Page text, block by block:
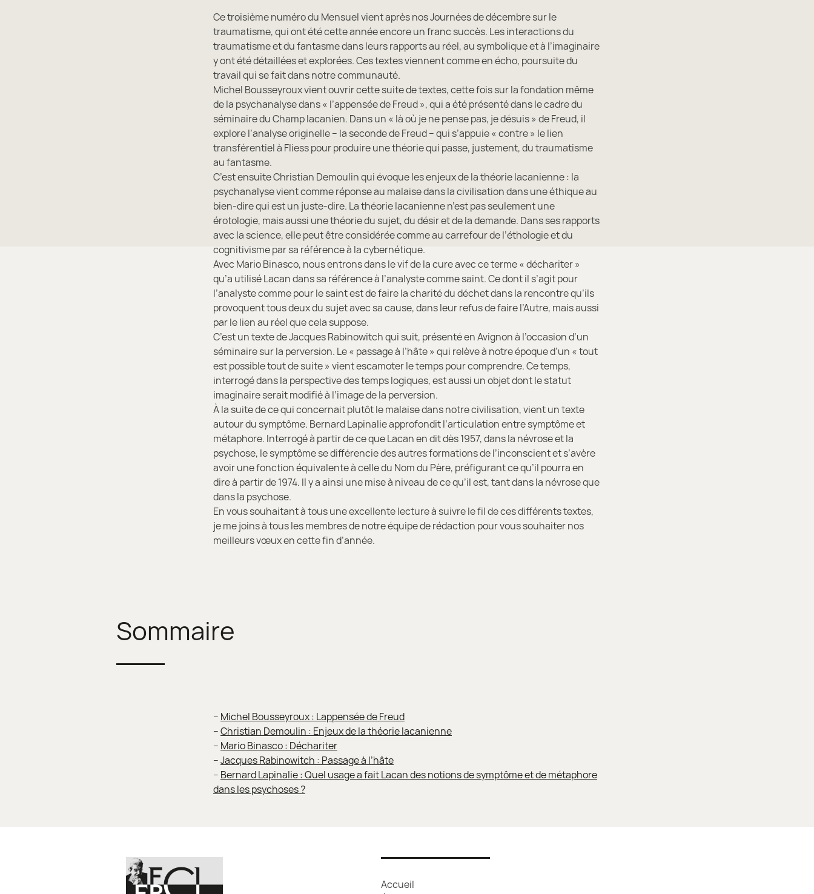
Ce troisième numéro du Mensuel vient après nos Journées de décembre sur le
traumatisme, qui ont été cette année encore un franc succès. Les interactions du
traumatisme et du fantasme dans leurs rapports au réel, au symbolique et à l’imaginaire
y ont été détaillées et explorées. Ces textes viennent comme en écho, poursuite du
travail qui se fait dans notre communauté.
Michel Bousseyroux vient ouvrir cette suite de textes, cette fois sur la fondation même
de la psychanalyse dans « l’appensée de Freud », qui a été présenté dans le cadre du
séminaire du Champ lacanien. Dans un « là où je ne pense pas, je désuis » de Freud, il
explore l’analyse originelle – la seconde de Freud – qui s’appuie « contre » le lien
transférentiel à Fliess pour produire une théorie qui passe, justement, du traumatisme
au fantasme.
C’est ensuite Christian Demoulin qui évoque les enjeux de la théorie lacanienne : la
psychanalyse vient comme réponse au malaise dans la civilisation dans une éthique au
bien-dire qui est un juste-dire. La théorie lacanienne n’est pas seulement une
érotologie, mais aussi une théorie du sujet, du désir et de la demande. Dans ses rapports
avec la science, elle peut être considérée comme au carrefour de l’éthologie et du
cognitivisme par sa référence à la cybernétique.
Avec Mario Binasco, nous entrons dans le vif de la cure avec ce terme « déchariter »
qu’a utilisé Lacan dans sa référence à l’analyste comme saint. Ce dont il s’agit pour
l’analyste comme pour le saint est de faire la charité du déchet dans la rencontre qu’ils
provoquent tous deux du sujet avec sa cause, dans leur refus de faire l’Autre, mais aussi
par le lien au réel que cela suppose.
C’est un texte de Jacques Rabinowitch qui suit, présenté en Avignon à l’occasion d’un
séminaire sur la perversion. Le « passage à l’hâte » qui relève à notre époque d’un « tout
est possible tout de suite » vient escamoter le temps pour comprendre. Ce temps,
interrogé dans la perspective des temps logiques, est aussi un objet dont le statut
imaginaire serait modifié à l’image de la perversion.
À la suite de ce qui concernait plutôt le malaise dans notre civilisation, vient un texte
autour du symptôme. Bernard Lapinalie approfondit l’articulation entre symptôme et
métaphore. Interrogé à partir de ce que Lacan en dit dès 1957, dans la névrose et la
psychose, le symptôme se différencie des autres formations de l’inconscient et s’avère
avoir une fonction équivalente à celle du Nom du Père, préfigurant ce qu’il pourra en
dire à partir de 1974. Il y a ainsi une mise à niveau de ce qu’il est, tant dans la névrose que
dans la psychose.
En vous souhaitant à tous une excellente lecture à suivre le fil de ces différents textes,
je me joins à tous les membres de notre équipe de rédaction pour vous souhaiter nos
meilleurs vœux en cette fin d’année.
Sommaire
– Michel Bousseyroux : Lappensée de Freud
–Christian Demoulin : Enjeux de la théorie lacanienne
– Mario Binasco : Déchariter
–Jacques Rabinowitch : Passage à l’hâte
– Bernard Lapinalie : Quel usage a fait Lacan des notions de symptôme et de métaphore
dans les psychoses ?
Accueil